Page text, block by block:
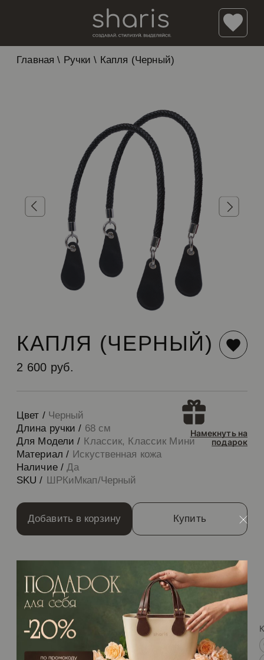
Главная \ Ручки \ Капля (Черный)
КАПЛЯ (ЧЕРНЫЙ)
2 600 руб.
Цвет / Черный
Длина ручки / 68 см
Для Модели / Классик, Классик Мини
Материал / Искуственная кожа
Наличие /Да
SKU / ШРКиМкап/Черный
Намекнуть на
подарок
Добавить в корзину Купить
/Рекомендуем
Кожа Кожа